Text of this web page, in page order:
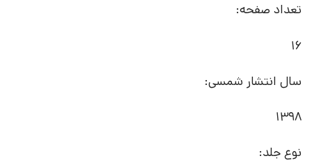
تعداد صفحه:
16
سال انتشار شمسی:
1398
نوع جلد: